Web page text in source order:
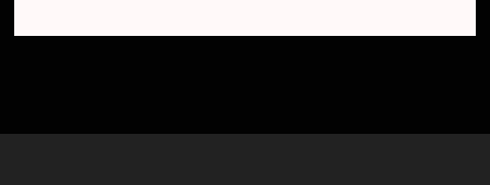
NOUVEAU